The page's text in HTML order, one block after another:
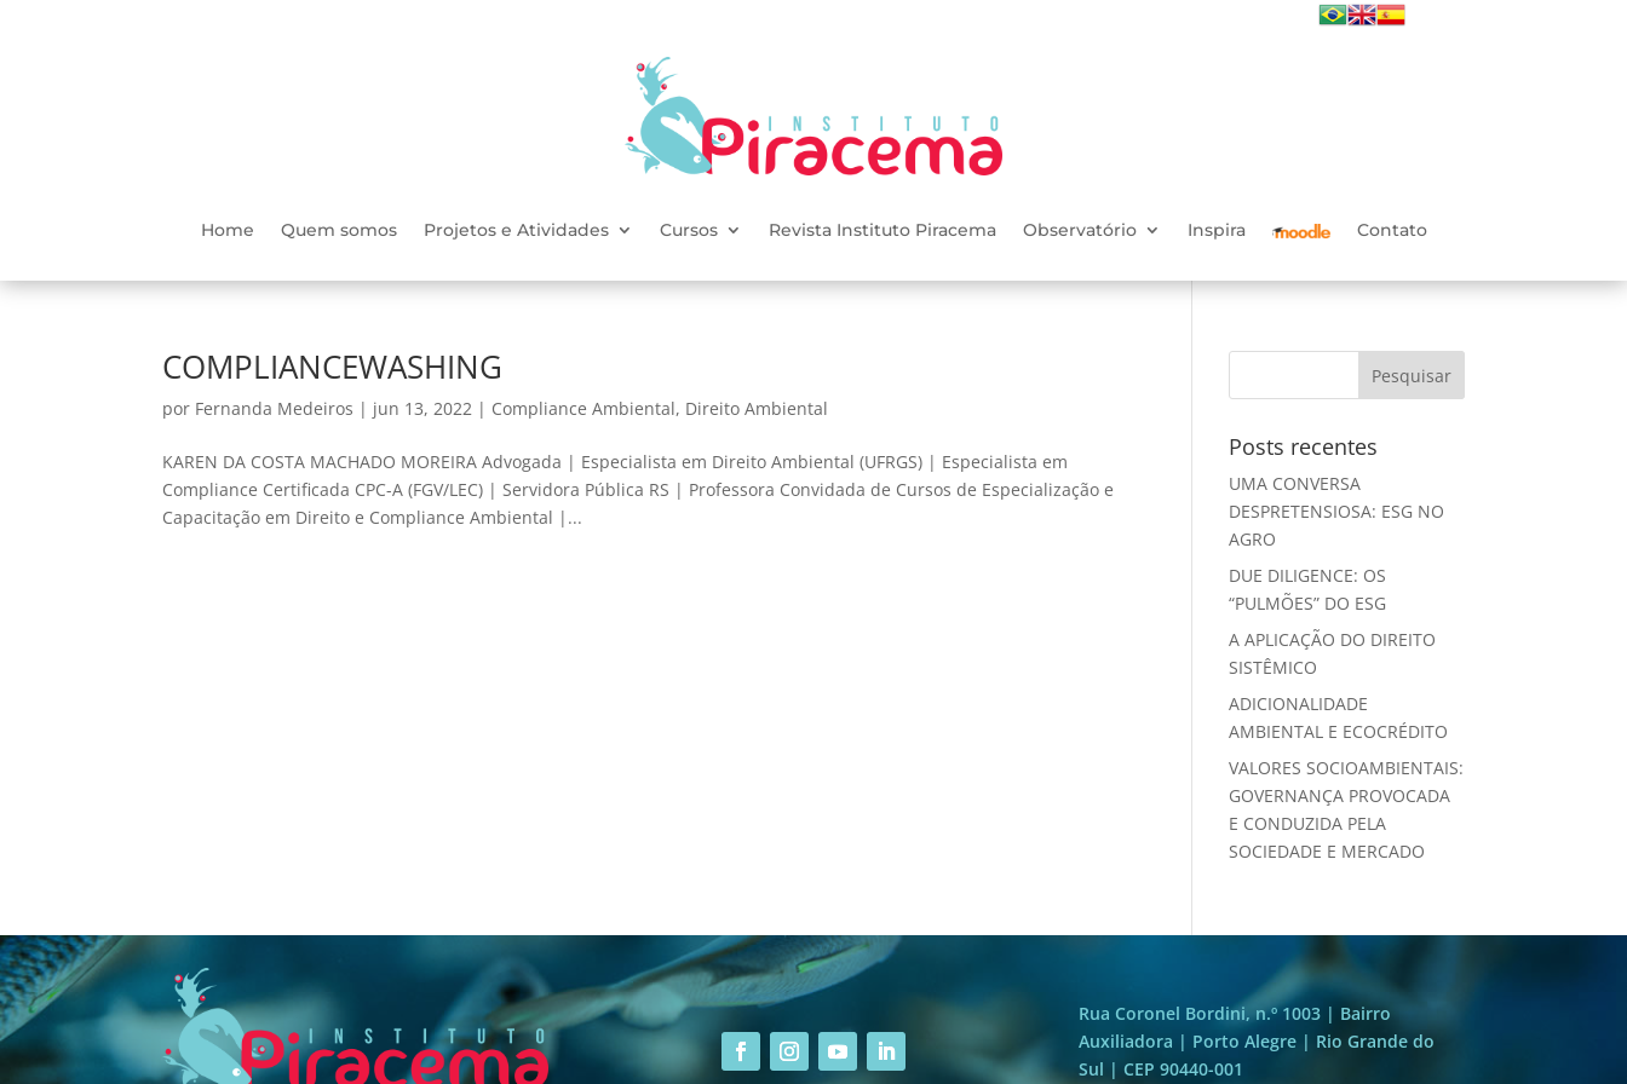
Home Quem somos Projetos e Atividades Cursos Revista Instituto Piracema Observatório Inspira Contato
COMPLIANCEWASHING
por Fernanda Medeiros | jun 13, 2022 | Compliance Ambiental, Direito Ambiental
KAREN DA COSTA MACHADO MOREIRA Advogada | Especialista em Direito Ambiental (UFRGS) | Especialista em
Compliance Certificada CPC-A (FGV/LEC) | Servidora Pública RS | Professora Convidada de Cursos de Especialização e
Capacitação em Direito e Compliance Ambiental |...
Posts recentes
UMA CONVERSA
DESPRETENSIOSA: ESG NO
AGRO
DUE DILIGENCE: OS
“PULMÕES” DO ESG
A APLICAÇÃO DO DIREITO
SISTÊMICO
ADICIONALIDADE
AMBIENTAL E ECOCRÉDITO
VALORES SOCIOAMBIENTAIS:
GOVERNANÇA PROVOCADA
E CONDUZIDA PELA
SOCIEDADE E MERCADO
Rua Coronel Bordini, n.º 1003 | Bairro
Auxiliadora | Porto Alegre | Rio Grande do
Sul | CEP 90440-001